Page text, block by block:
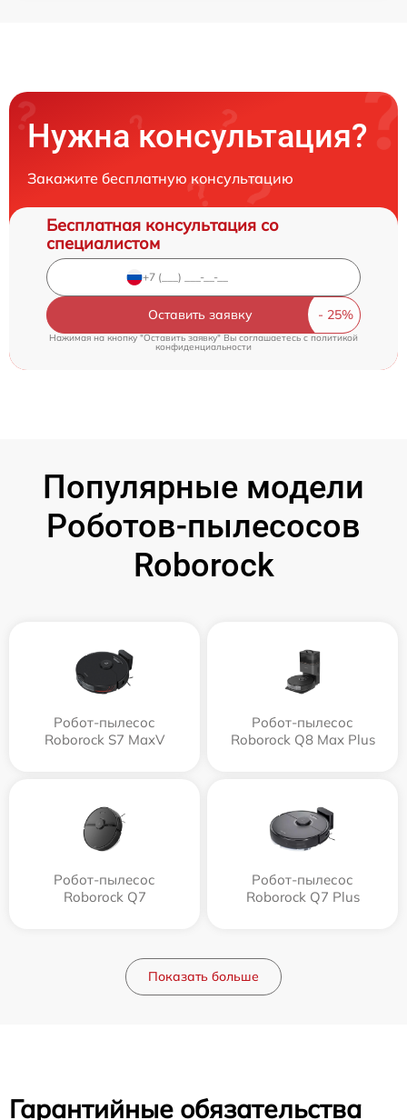
Нужна консультация?
Закажите бесплатную консультацию
Бесплатная консультация со
специалистом
Оставить заявку
Нажимая на кнопку "Оставить заявку" Вы соглашаетесь cполитикой
конфиденциальности
Популярные модели
Роботов-пылесосов
Roborock
Робот-пылесос
Roborock S7 MaxV
Робот-пылесос
Roborock Q8 Max Plus
Робот-пылесос
Roborock Q7
Робот-пылесос
Roborock Q7 Plus
Показать больше
Гарантийные обязательства